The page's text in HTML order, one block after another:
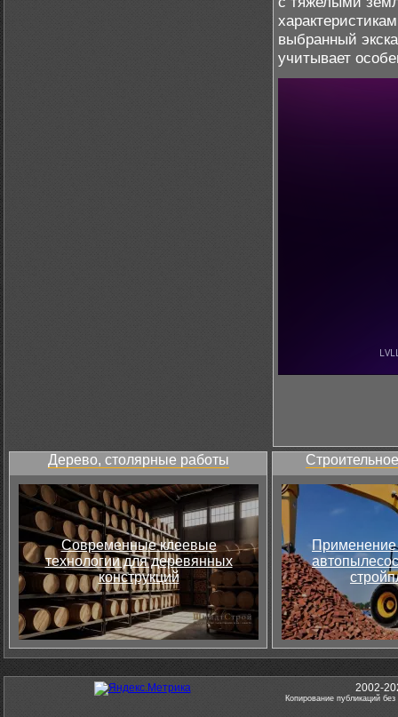
выбранный
учитывает
Дерево, столярные работы
Современные клеевые
технологии для деревянных
конструкций
Применение
2002-
Копирование публикаций